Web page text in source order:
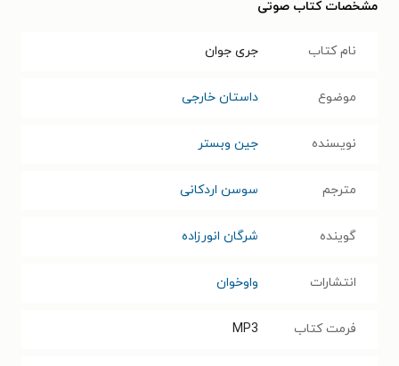
مشخصات کتاب صوتی
نام کتاب جری جوان
موضوع داستان خارجی
نویسنده جین وبستر
مترجم سوسن اردکانی
گوینده شرگان انورزاده
انتشارات واوخوان
فرمت کتاب MP3